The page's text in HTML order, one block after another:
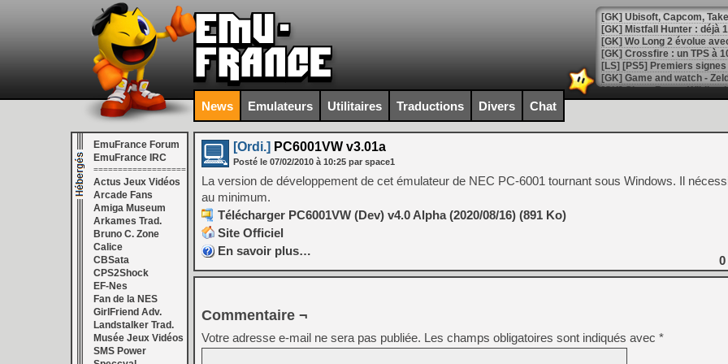
[GK] Mistfall Hunter : déjà
[GK] Wo Long 2 évolue
[GK] Crossfire : un TPS à
[LS] [PS5] Premiers
[Mo5] DOOM arrive en
[GK] Bethesda fête les 30
[GK] Roblox : l'action en
[GK] Agenda - GeForce
[LS] [PS5] ps5-y2jb-
[GK] Pourquoi Marvel
[GK] Test : Restory : Chill
[GK] GTA 6 : Rockstar
[GK] Hot Wheels Infinite
[GK] Mémoire cash -
[GK] Résultats Nintendo :
News Emulateurs Utilitaires Traductions Divers Chat
EmuFrance Forum
EmuFrance IRC
===================
Actus Jeux Vidéos
Arcade Fans
Amiga Museum
Arkames Trad.
Bruno C. Zone
Calice
CBSata
CPS2Shock
EF-Nes
Fan de la NES
GirlFriend Adv.
Landstalker Trad.
Musée Jeux Vidéos
SMS Power
[Ordi.] PC6001VW v3.01a
Posté le 07/02/2010 à 10:25 par space1
La version de développement de cet émulateur de NEC PC-6001 tournant sous Windows. Il
au minimum.
Télécharger PC6001VW (Dev) v4.0 Alpha (2020/08/16) (891 Ko)
Site Officiel
En savoir plus…
0
Commentaire ¬
Votre adresse e-mail ne sera pas publiée. Les champs obligatoires sont indiqués avec *